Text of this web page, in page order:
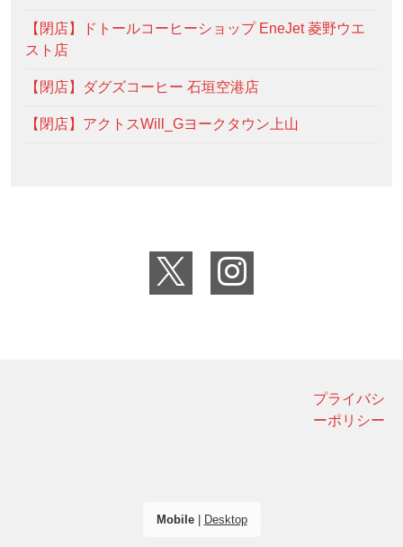
【閉店】ドトールコーヒーショップ EneJet 菱野ウエ
スト店
【閉店】ダグズコーヒー 石垣空港店
【閉店】アクトスWill_Gヨークタウン上山
プライバシ
ーポリシー
Mobile| Desktop